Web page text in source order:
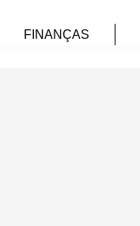
FINANÇAS